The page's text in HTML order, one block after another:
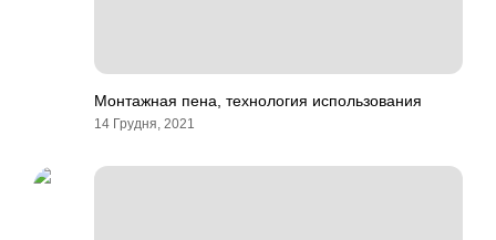
Монтажная пена, технология использования
14 Грудня, 2021